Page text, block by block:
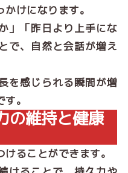
けになります。
」「昨日より上手にな
で、自然と会話が増え
を感じられる瞬間が増
。
の維持と健康
ることができます。